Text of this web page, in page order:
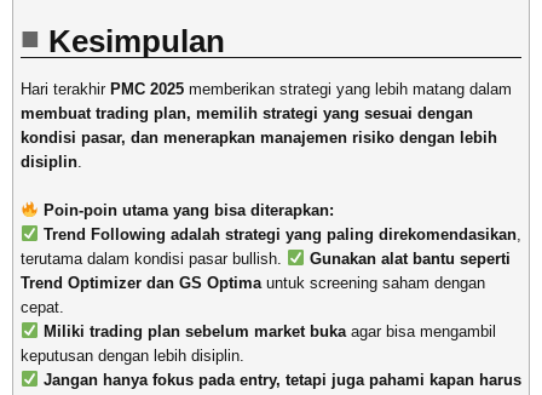
Kesimpulan
Hari terakhir PMC 2025 memberikan strategi yang lebih matang dalam
membuat trading plan, memilih strategi yang sesuai dengan
kondisi pasar, dan menerapkan manajemen risiko dengan lebih
disiplin
Poin-poin utama yang bisa diterapkan:
Trend Following adalah strategi yang paling direkomendasikan,
terutama dalam kondisi pasar bullish.
Gunakan alat bantu seperti
Trend Optimizer dan GS Optima untuk screening saham dengan
cepat.
Miliki trading plan sebelum market bukaagar bisa mengambil
keputusan dengan lebih disiplin.
Jangan hanya fokus pada entry, tetapi juga pahami kapan harus